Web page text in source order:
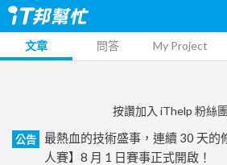
文章 問答 My Project
按讚加入 iThelp 粉絲
公告
最熱血的技術盛事，連續 30 天的
人賽】8 月 1 日賽事正式開啟！